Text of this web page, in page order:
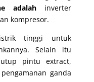
adalah inverter
kompresor.
tinggi untuk
Selain itu
pintu extract,
ganda